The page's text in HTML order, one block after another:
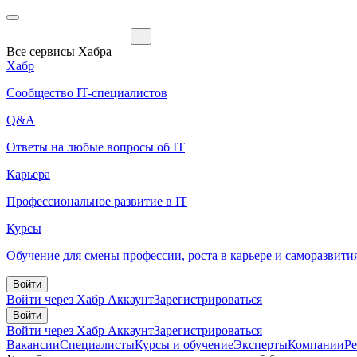
Все сервисы Хабра
Хабр
Сообщество IT-специалистов
Q&A
Ответы на любые вопросы об IT
Карьера
Профессиональное развитие в IT
Курсы
Обучение для смены профессии, роста в карьере и
Войти
Войти через Хабр АккаунтЗарегистрироваться
Войти
Войти через Хабр АккаунтЗарегистрироваться
ВакансииСпециалистыКурсы и обучениеЭкспертыКомпании